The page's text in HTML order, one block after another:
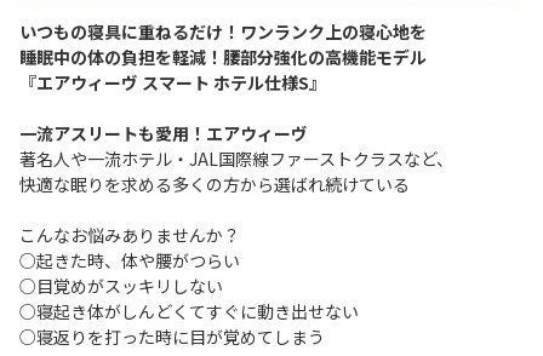
いつもの寝具に重ねるだけ！ワンランク上の寝心地を
睡眠中の体の負担を軽減！腰部分強化の高機能モデル
『エアウィーヴ スマート ホテル仕様S』
一流アスリートも愛用！エアウィーヴ
著名人や一流ホテル・JAL国際線ファーストクラスなど、
快適な眠りを求める多くの方から選ばれ続けている
こんなお悩みありませんか？
○起きた時、体や腰がつらい
○目覚めがスッキリしない
○寝起き体がしんどくてすぐに動き出せない
○寝返りを打った時に目が覚めてしまう